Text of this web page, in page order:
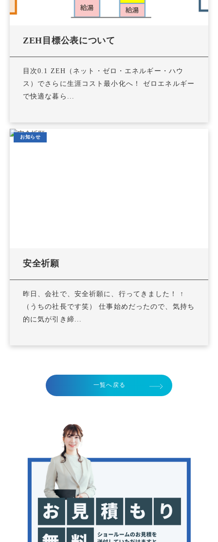
ZEH目標公表について
目次0.1 ZEH（ネット・ゼロ・エネルギー・ハウ
ス）でさらに生涯コスト最小化へ！ ゼロエネルギー
で快適な暮ら...
お知らせ
安全祈願
昨日、会社で、安全祈願に、行ってきました！ ↑
（うちの社長です笑） 仕事始めだったので、気持ち
的に気が引き締...
一覧へ戻る